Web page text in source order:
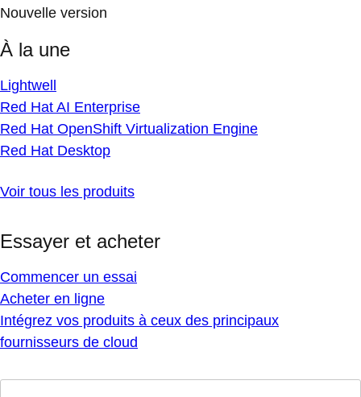
Nouvelle version
À la une
Lightwell
Red Hat AI Enterprise
Red Hat OpenShift Virtualization Engine
Red Hat Desktop
Voir tous les produits
Essayer et acheter
Commencer un essai
Acheter en ligne
Intégrez vos produits à ceux des principaux
fournisseurs de cloud